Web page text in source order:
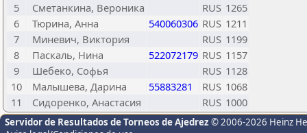
5
Сметанкина, Вероника RUS 1265
6
Тюрина, Анна 540060306 RUS 1211
7
Миневич, Виктория RUS 1199
8
Паскаль, Нина 522072179 RUS 1157
9
Шебеко, Софья RUS 1128
10
Малышева, Дарина 55883281 RUS 1068
11
Сидоренко, Анастасия RUS 1000
Servidor de Resultados de Torneos de Ajedrez © 2006-2026 Heinz